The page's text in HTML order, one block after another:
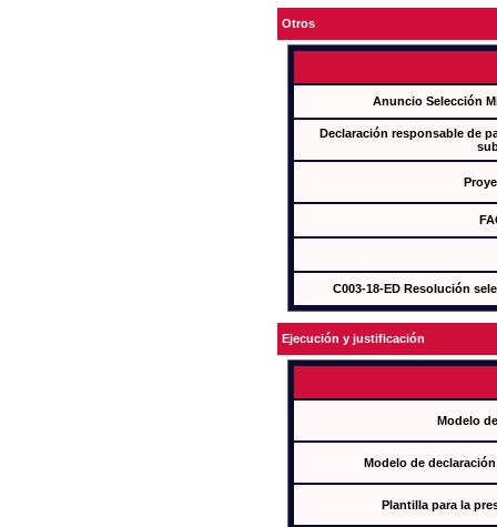
Otros
Anuncio Selección
Declaración responsable de
C003-18-ED Resolución
Ejecución y justificación
Modelo
Modelo de
Plantilla para la